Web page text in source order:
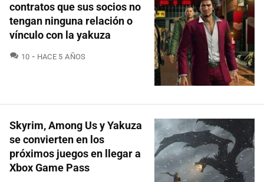
contratos que sus socios no
tengan ninguna relación o
vínculo con la yakuza
10 COMENTARIOS
HACE 5 AÑOS
Skyrim, Among Us y Yakuza
se convierten en los
próximos juegos en llegar a
Xbox Game Pass